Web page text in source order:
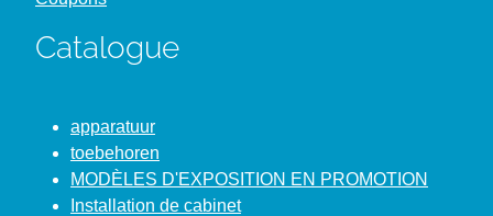
Catalogue
apparatuur
toebehoren
MODÈLES D'EXPOSITION EN PROMOTION
Installation de cabinet